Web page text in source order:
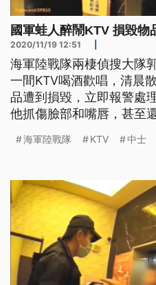
國軍蛙人醉鬧KTV 損毀物
2020/11/19 12:51
海軍陸戰隊兩棲偵搜大隊
一間KTV喝酒歡唱，清晨
品遭到損毀，立即報警處
他抓傷臉部和嘴唇，甚至
辦。海軍陸戰隊指揮部表
KTV包廂，因為幾杯黃湯
中士，把包廂內物品毀損
海軍陸戰隊 KTV 中士